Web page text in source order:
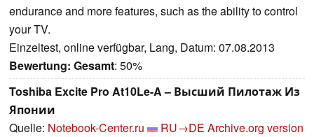
endurance and more features, such as the ability to control
your TV.
Einzeltest, online verfügbar, Lang, Datum: 07.08.2013
Bewertung: Gesamt: 50%
Toshiba Excite Pro At10Le-A – Высший Пилотаж Из
Японии
Quelle: Notebook-Center.ru RU→DE Archive.org version